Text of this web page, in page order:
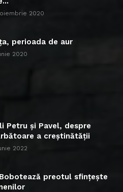
2020
perioada de aur
2020
Petru și Pavel, despre
a creștinătății
2022
preotul sfințește